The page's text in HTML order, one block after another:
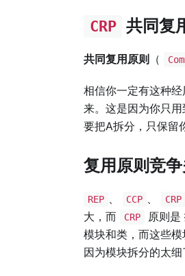
CRP 共同复
共同复用原则 （
相信你一定有这种
来。这是因为你只
要把A拆分，只保留
复用原则竞
REP CCP CRP
大，而
CRP 原则是
模块和类，而这些
因为模块拆分的太